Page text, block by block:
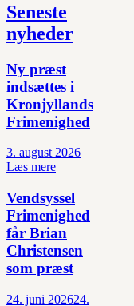
Seneste
nyheder
Ny præst
indsættes i
Kronjyllands
Frimenighed
3. august 2026
Læs mere
Vendsyssel
Frimenighed
får Brian
Christensen
som præst
24. juni 202624.